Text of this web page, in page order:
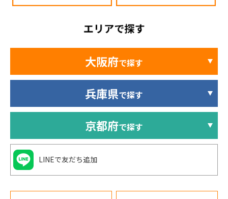
大阪府で探す
兵庫県で探す
京都府で探す
LINEで友だち追加